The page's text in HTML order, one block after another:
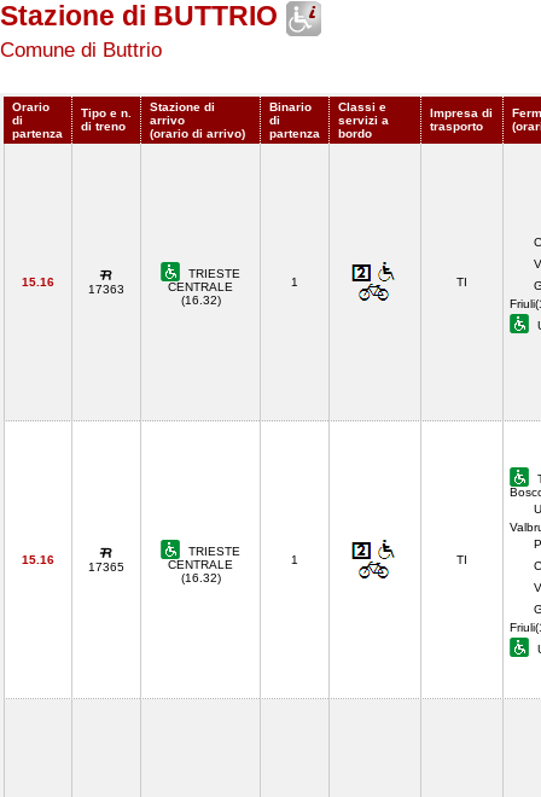
Stazione di BUTTRIO
Comune di Buttrio
Orario
di
partenza
Tipo e n.
di treno
Stazione di
arrivo
(orario di arrivo)
Binario
di
partenza
Classi e
servizi a
bordo
Impresa di
trasporto
15.16
17363
TRIESTE
CENTRALE
(16.32)
1 TI
15.16
17365
TRIESTE
CENTRALE
(16.32)
1 TI